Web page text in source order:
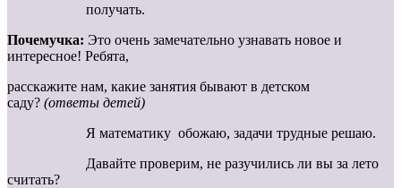
получать.
Почемучка: Это очень замечательно узнавать новое и
интересное! Ребята,
расскажите нам, какие занятия бывают в детском
саду? (ответы детей)
Я математику обожаю, задачи трудные решаю.
Давайте проверим, не разучились ли вы за лето
считать?